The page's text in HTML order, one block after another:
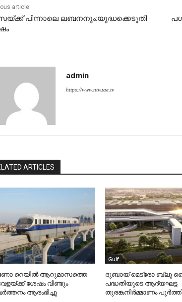
article
പിന്നാലെ ലബനനും:യുദ്ധക്കെടുതി
admin
https://www.ntvuae.tv
ARTICLES
റെയില്‍ ആറുമാസത്തെ
ശേഷം വീണ്ടും
ആരംഭിച്ചു
Gulf
ദുബായ് മെട്രോ ബ്ലു
പദ്ധതിയുടെ ആദ്യഘട്ട
തുരങ്കനിര്‍മ്മാണം